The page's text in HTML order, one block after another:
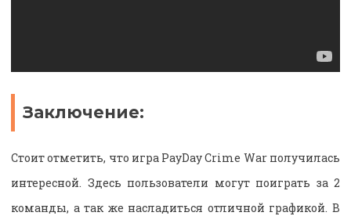
Заключение:
Стоит отметить, что игра PayDay Crime War получилась
интересной. Здесь пользователи могут поиграть за 2
команды, а так же насладиться отличной графикой. В